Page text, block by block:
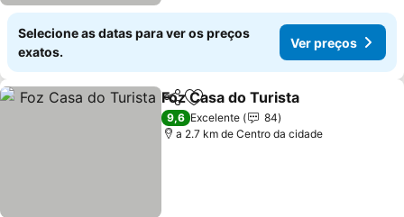
Selecione as datas para ver os preços
exatos.
Ver preços
PartilharAdicionar aos favoritos
Foz Casa do Turista
9,6 Excelente
84
a 2.7 km de Centro da cidade